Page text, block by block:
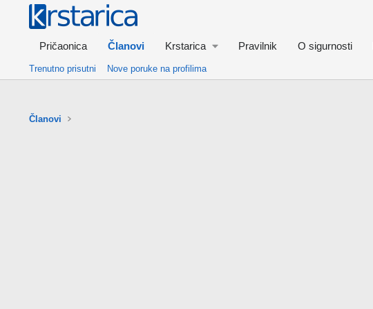
Pričaonica Članovi Krstarica Pravilnik O sigurnosti
Trenutno prisutni Nove poruke na profilima
Članovi